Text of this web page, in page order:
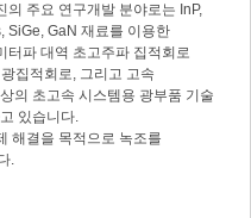
의 주요 연구개발 분야로는 InP,
SiGe, GaN 재료를 이용한
터파 대역 초고주파 집적회로
집적회로, 그리고 고속
의 초고속 시스템용 광부품 기술
있습니다.
해결을 목적으로 녹조를
.